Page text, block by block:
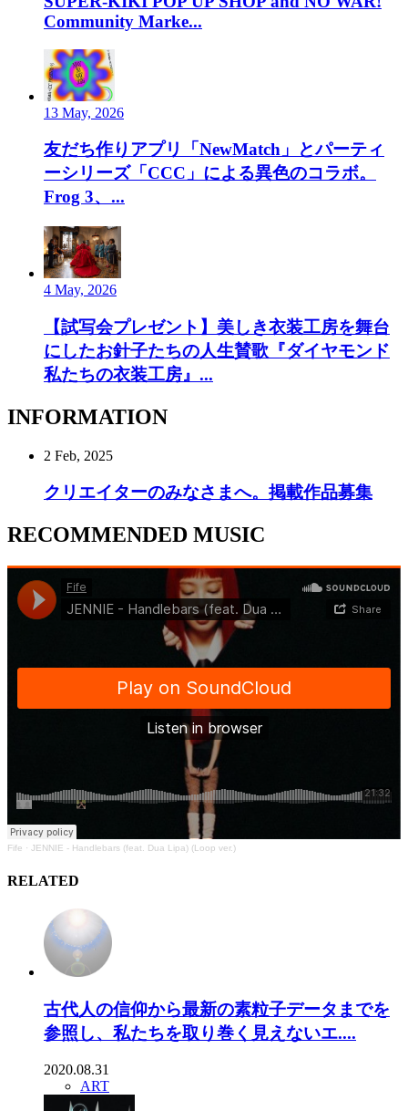
Community Marke...
13 May, 2026
友だち作りアプリ「NewMatch」とパーティ
ーシリーズ「CCC」による異色のコラボ。
Frog 3、...
4 May, 2026
【試写会プレゼント】美しき衣装工房を舞台
にしたお針子たちの人生賛歌『ダイヤモンド
私たちの衣装工房』...
INFORMATION
2 Feb, 2025
クリエイターのみなさまへ。掲載作品募集
RECOMMENDED MUSIC
Fife · JENNIE - Handlebars (feat. Dua Lipa) (Loop ver.)
RELATED
古代人の信仰から最新の素粒子データまでを
参照し、私たちを取り巻く見えないエ....
2020.08.31
ART